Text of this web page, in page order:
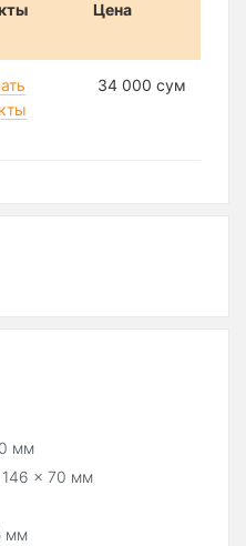
Цена
34 000 сум
мм
146 x 70 мм
мм